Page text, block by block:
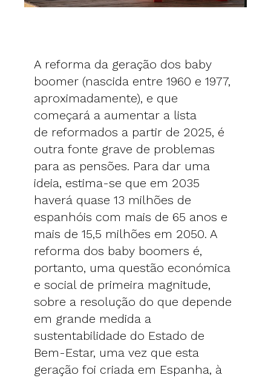
A reforma da geração dos baby
boomer (nascida entre 1960 e 1977,
aproximadamente), e que
começará a aumentar a lista
de reformados a partir de 2025, é
outra fonte grave de problemas
para as pensões. Para dar uma
ideia, estima-se que em 2035
haverá quase 13 milhões de
espanhóis com mais de 65 anos e
mais de 15,5 milhões em 2050. A
reforma dos baby boomers é,
portanto, uma questão económica
e social de primeira magnitude,
sobre a resolução do que depende
em grande medida a
sustentabilidade do Estado de
Bem-Estar, uma vez que esta
geração foi criada em Espanha, à